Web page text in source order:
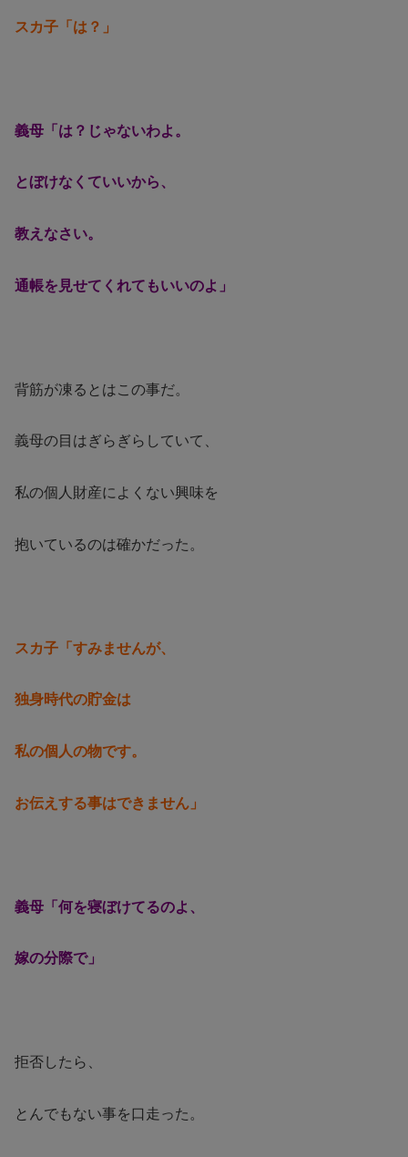
スカ子「は？」
義母「は？じゃないわよ。
とぼけなくていいから、
教えなさい。
通帳を見せてくれてもいいのよ」
背筋が凍るとはこの事だ。
義母の目はぎらぎらしていて、
私の個人財産によくない興味を
抱いているのは確かだった。
スカ子「すみませんが、
独身時代の貯金は
私の個人の物です。
お伝えする事はできません」
義母「何を寝ぼけてるのよ、
嫁の分際で」
拒否したら、
とんでもない事を口走った。